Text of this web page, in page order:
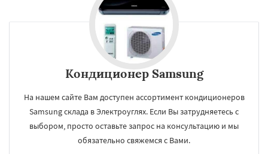
Кондиционер Samsung
На нашем сайте Вам доступен ассортимент кондиционеров
Samsung склада в Электроуглях. Если Вы затрудняетесь с
выбором, просто оставьте запрос на консультацию и мы
обязательно свяжемся с Вами.